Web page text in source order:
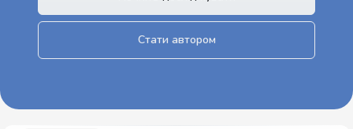
Стати автором